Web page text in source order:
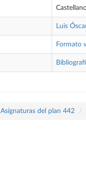
Luis
Formato
Asignaturas del plan 442